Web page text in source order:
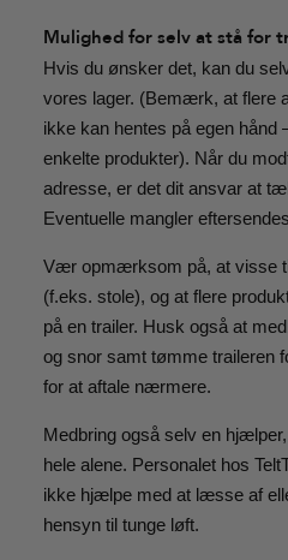
Mulighed for selv at stå for
Hvis du ønsker det, kan du
vores lager. (Bemærk, at flere
ikke kan hentes på egen hånd
enkelte produkter). Når du
adresse, er det dit ansvar at
Eventuelle mangler
Vær opmærksom på, at visse
(f.eks. stole), og at flere
på en trailer. Husk også at
og snor samt tømme traileren
for at aftale nærmere.
Medbring også selv en
hele alene. Personalet hos
ikke hjælpe med at læsse af
hensyn til tunge løft.